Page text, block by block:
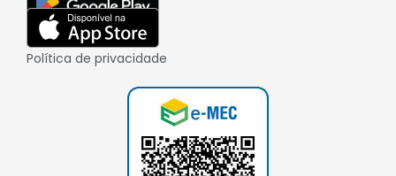
Política de privacidade